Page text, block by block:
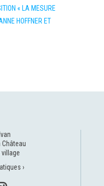
« LA MESURE
HOFFNER ET
Château
village
›